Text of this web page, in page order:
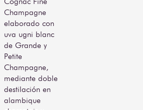
sensorial profunda y
envolvente. Su
presentación especial lo
convierte en una opción
ideal para celebraciones
importantes, regalos
exclusivos o como pieza
de colección que
conmemora tres siglos de
excelencia en el mundo
del cognac.
Champagne
elaborado con
uva ugni blanc
de Grande y
Petite
Champagne,
mediante doble
destilación en
alambique